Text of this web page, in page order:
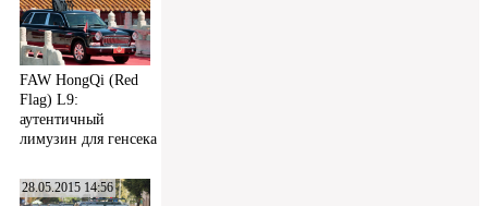
FAW HongQi (Red
Flag) L9:
аутентичный
лимузин для генсека
28.05.2015 14:56